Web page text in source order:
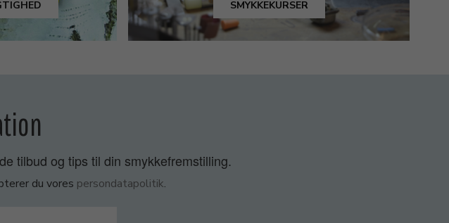
SMYKKEKURSER
tilbud og tips til din smykkefremstilling.
du vores persondatapolitik.